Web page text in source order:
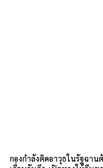
กองกำลังติดอาวุธในรัฐฉาน